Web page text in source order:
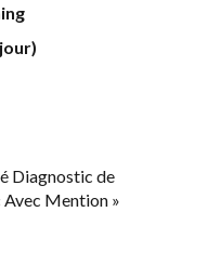
Diagnostic de
Avec Mention »